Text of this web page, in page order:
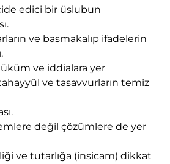
edici bir üslubun
ve basmakalıp ifadelerin
ve iddialara yer
ve tasavvurların temiz
değil çözümlere de yer
ve tutarlığa (insicam) dikkat